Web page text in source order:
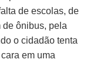
de escolas, de
de ônibus, pela
o cidadão tenta
em uma